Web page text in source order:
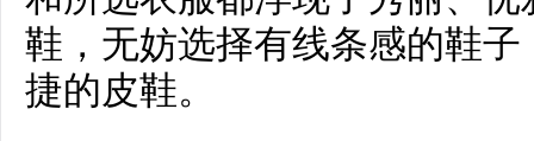
鞋，无妨选择有线条感的鞋
捷的皮鞋。